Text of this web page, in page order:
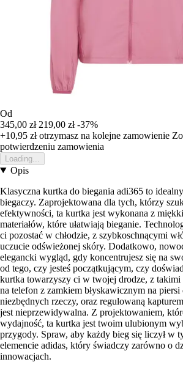
Od
345,00 zł 219,00 zł -37%
+10,95 złotrzymasz na kolejne zamowienie
potwierdzeniu zamowienia
Loading...
Opis
Klasyczna kurtka do biegania adi365 to
biegaczy. Zaprojektowana dla tych, którzy
efektywności, ta kurtka jest wykonana z
materiałów, które ułatwiają bieganie.
ci pozostać w chłodzie, z szybkoschnącymi
uczucie odświeżonej skóry. Dodatkowo,
elegancki wygląd, gdy koncentrujesz się na
od tego, czy jesteś początkującym, czy
kurtka towarzyszy ci w twojej drodze, z takimi
na telefon z zamkiem błyskawicznym na piersi
niezbędnych rzeczy, oraz regulowaną
jest nieprzewidywalna. Z projektowaniem,
wydajność, ta kurtka jest twoim ulubionym
przygody. Spraw, aby każdy bieg się liczył w
elemencie adidas, który świadczy zarówno o
innowacjach.